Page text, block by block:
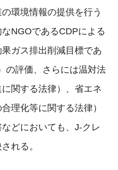
環境情報の提供を行う
NGOであるCDPによる
ガス排出削減目標であ
の評価、さらには温対法
に関する法律）、省エネ
理化等に関する法律）
どにおいても、J-クレ
れる。